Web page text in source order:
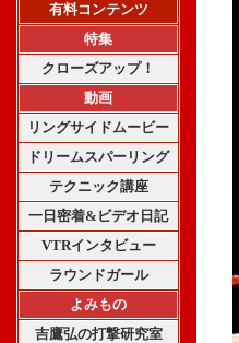
有料コンテンツ
特集
クローズアップ！
動画
リングサイドムービー
ドリームスパーリング
テクニック講座
一日密着&ビデオ日記
VTRインタビュー
ラウンドガール
よみもの
吉鷹弘の打撃研究室